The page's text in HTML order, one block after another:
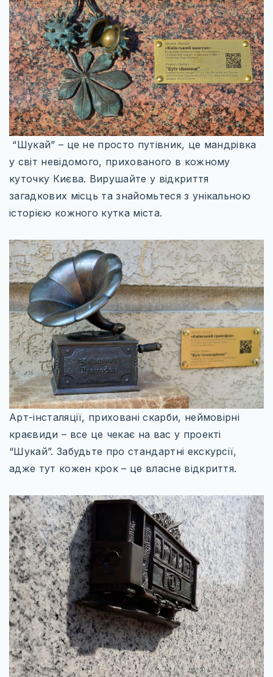
БОЛГАРІЯ
ПОЛЬЩА
РУМУНІЯ
СЛОВАЧЧИНА
УГОРЩИНА
УКРАЇНА
ЧЕХІЯ
ГРУЗІЯ
ЄМЕН
ІЗРАЇЛЬ
ІНДІЯ
КАМБОДЖА
КІПР
МАЛАЙЗІЯ
ОБ’ЄДНАНІ АРАБСЬКІ ЕМІРАТИ
ТУРЕЧЧИНА
САУДІВСЬКА АРАВІЯ
США
КАНАДА
ПІВДЕННА АМЕРИКА
БРАЗИЛІЯ
WILD AMERICA: 63 ПАРКИ СВОБОДИ
“Шукай” – це не просто путівник, це мандрівка
у світ невідомого, прихованого в кожному
куточку Києва. Вирушайте у відкриття
загадкових місць та знайомьтеся з унікальною
історією кожного кутка міста.
Арт-інсталяції, приховані скарби, неймовірні
краєвиди – все це чекає на вас у проекті
“Шукай”. Забудьте про стандартні екскурсії,
адже тут кожен крок – це власне відкриття.